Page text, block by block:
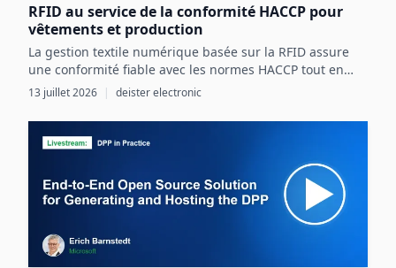
RFID au service de la conformité HACCP pour
vêtements et production
La gestion textile numérique basée sur la RFID assure
une conformité fiable avec les normes HACCP tout en
optimisant les ressources et la sécurité dans les
processus agroalimentaires.
13 juillet 2026 | deister electronic